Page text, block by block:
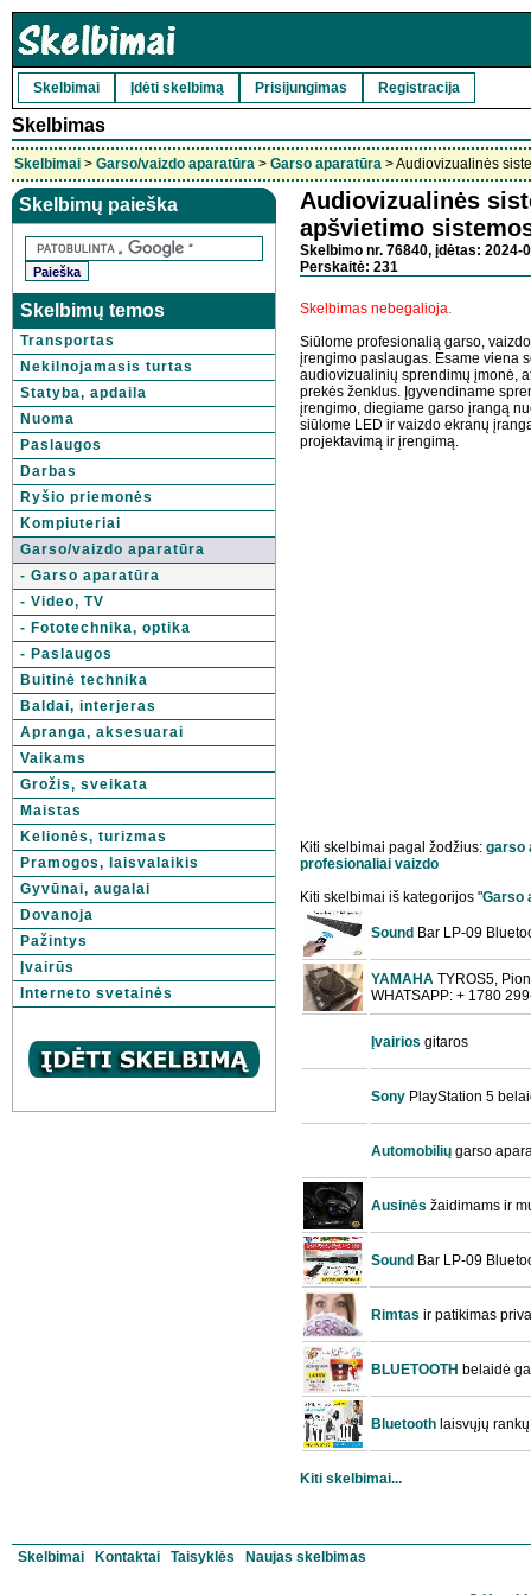
Skelbimai Įdėti skelbimą Prisijungimas Registracija
Skelbimas
Skelbimai > Garso/vaizdo aparatūra > Garso aparatūra > Audiovizualinės
Skelbimų paieška
Skelbimų temos
Transportas
Nekilnojamasis turtas
Statyba, apdaila
Nuoma
Paslaugos
Darbas
Ryšio priemonės
Kompiuteriai
Garso/vaizdo aparatūra
- Garso aparatūra
- Video, TV
- Fototechnika, optika
- Paslaugos
Buitinė technika
Baldai, interjeras
Apranga, aksesuarai
Vaikams
Grožis, sveikata
Maistas
Kelionės, turizmas
Pramogos, laisvalaikis
Gyvūnai, augalai
Dovanoja
Pažintys
Įvairūs
Interneto svetainės
Audiovizualinės
apšvietimo
Skelbimo nr. 76840, įdėtas: 2024-
Perskaitė: 231
Skelbimas nebegalioja.
Siūlome profesionalią garso,
įrengimo paslaugas. Esame viena
audiovizualinių sprendimų įmonė,
prekės ženklus. Įgyvendiname
įrengimo, diegiame garso įrangą
siūlome LED ir vaizdo ekranų
projektavimą ir įrengimą.
Kiti skelbimai pagal žodžius: garso
profesionaliai vaizdo
Kiti skelbimai iš kategorijos "Garso
Sound Bar LP-09
YAMAHA TYROS5,
WHATSAPP: + 1780
Įvairios gitaros
Sony PlayStation 5
Automobilių garso
Ausinės žaidimams ir
Sound Bar LP-09
Rimtas ir patikimas
BLUETOOTH belaidė
Bluetooth laisvųjų
Kiti skelbimai...
Skelbimai Kontaktai Taisyklės Naujas skelbimas